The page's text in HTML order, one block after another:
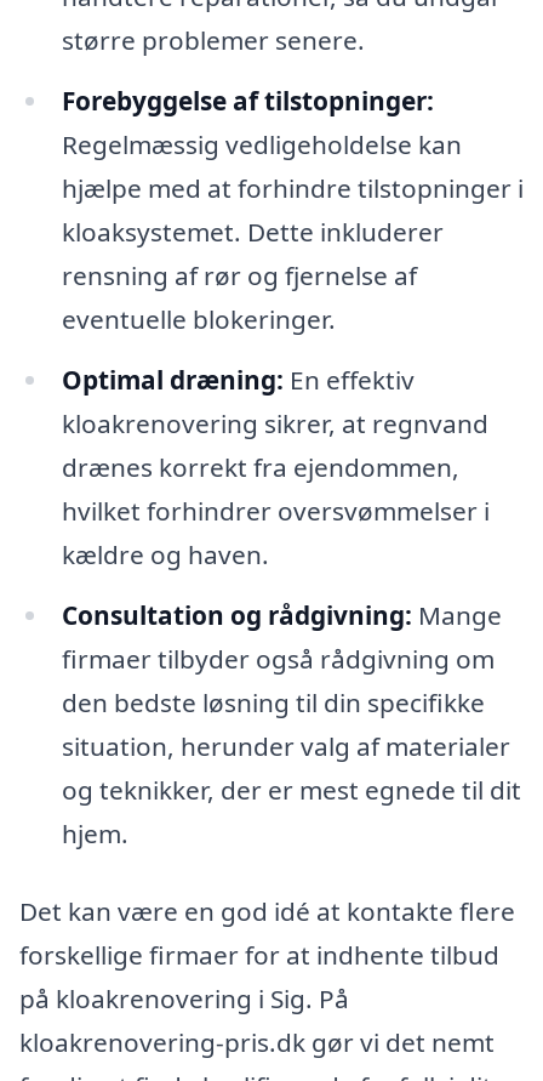
større problemer senere.
Forebyggelse af tilstopninger:
Regelmæssig vedligeholdelse kan
hjælpe med at forhindre tilstopninger i
kloaksystemet. Dette inkluderer
rensning af rør og fjernelse af
eventuelle blokeringer.
Optimal dræning: En effektiv
kloakrenovering sikrer, at regnvand
drænes korrekt fra ejendommen,
hvilket forhindrer oversvømmelser i
kældre og haven.
Consultation og rådgivning: Mange
firmaer tilbyder også rådgivning om
den bedste løsning til din specifikke
situation, herunder valg af materialer
og teknikker, der er mest egnede til dit
hjem.
Det kan være en god idé at kontakte flere
forskellige firmaer for at indhente tilbud
på kloakrenovering i Sig. På
kloakrenovering-pris.dk gør vi det nemt